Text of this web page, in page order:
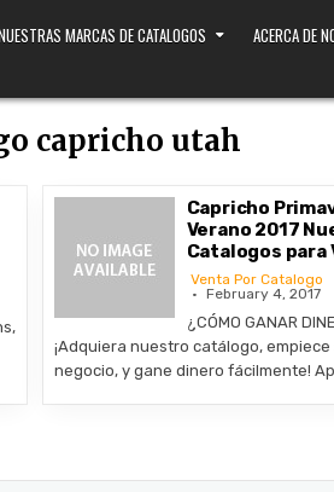
MARCAS DE CATALOGOS ACERCA DE
capricho utah
Capricho
Verano 2017
Catalogos para
Venta Por Catalogo
February 4, 2017
¿CÓMO GANAR
¡Adquiera nuestro catálogo, empiece
negocio, y gane dinero fácilmente!